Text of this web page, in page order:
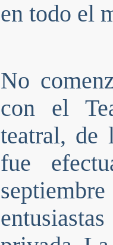
en todo el
No
con el
teatral, de
fue